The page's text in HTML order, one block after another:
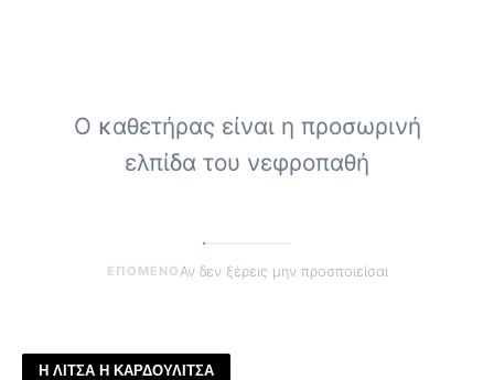
Ο καθετήρας είναι η προσωρινή
ελπίδα του νεφροπαθή
ΕΠΟΜΕΝΟ Αν δεν ξέρεις μην προσποιείσαι
Η ΛΙΤΣΑ Η ΚΑΡΔΟΥΛΙΤΣΑ